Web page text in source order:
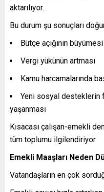
aktarılıyor.
Bu durum şu sonuçları
Bütçe açığının büyümesi
Vergi yükünün artması
Kamu harcamalarında
Yeni sosyal desteklerin
yaşanması
Kısacası çalışan-emekli
tüm toplumu ilgilendiriyor.
Emekli Maaşları Neden
Vatandaşların en çok